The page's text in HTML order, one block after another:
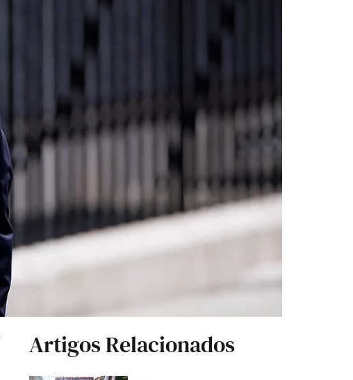
Artigos Relacionados